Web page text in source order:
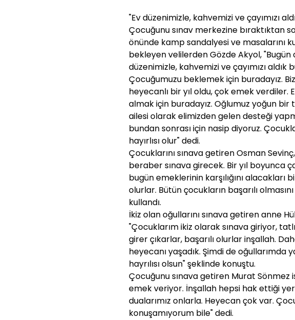
"Ev düzenimizle, kahvemizi ve çayımızı
Çocuğunu sınav merkezine bıraktıktan
önünde kamp sandalyesi ve masalarını
bekleyen velilerden Gözde Akyol, "Bugün
düzenimizle, kahvemizi ve çayımızı aldık
Çocuğumuzu beklemek için buradayız.
heyecanlı bir yıl oldu, çok emek verdiler.
almak için buradayız. Oğlumuz yoğun bir
ailesi olarak elimizden gelen desteği
bundan sonrası için nasip diyoruz.
hayırlısı olur" dedi.
Çocuklarını sınava getiren Osman
beraber sınava girecek. Bir yıl boyunca
bugün emeklerinin karşılığını alacakları
olurlar. Bütün çocukların başarılı
kullandı.
İkiz olan oğullarını sınava getiren anne
"Çocuklarım ikiz olarak sınava giriyor, tatlı
girer çıkarlar, başarılı olurlar inşallah.
heyecanı yaşadık. Şimdi de oğullarımda
hayrılısı olsun" şeklinde konuştu.
Çocuğunu sınava getiren Murat Sönmez
emek veriyor. İnşallah hepsi hak ettiği
dualarımız onlarla. Heyecan çok var.
konuşamıyorum bile" dedi.